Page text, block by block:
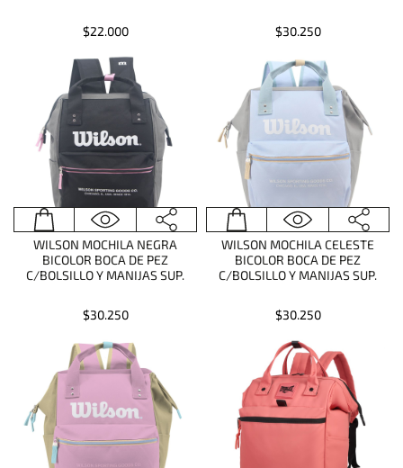
$22.000 $30.250
WILSON MOCHILA NEGRA
BICOLOR BOCA DE PEZ
C/BOLSILLO Y MANIJAS SUP.
$30.250
WILSON MOCHILA CELESTE
BICOLOR BOCA DE PEZ
C/BOLSILLO Y MANIJAS SUP.
$30.250